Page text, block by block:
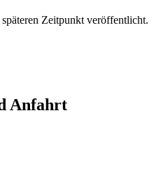
Zeitpunkt veröffentlicht.
Anfahrt